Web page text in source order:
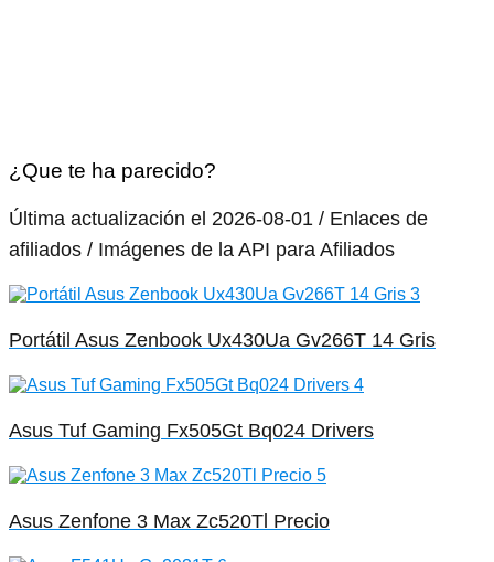
¿Que te ha parecido?
Última actualización el 2026-08-01 / Enlaces de
afiliados / Imágenes de la API para Afiliados
Portátil Asus Zenbook Ux430Ua Gv266T 14 Gris
Asus Tuf Gaming Fx505Gt Bq024 Drivers
Asus Zenfone 3 Max Zc520Tl Precio